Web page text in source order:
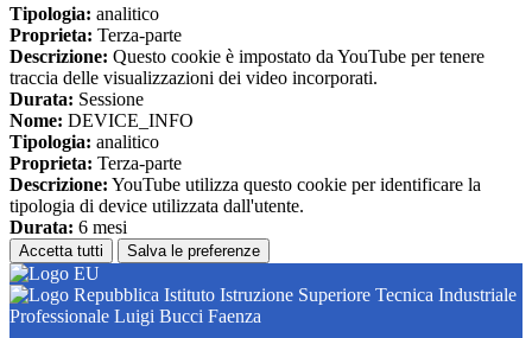
Tipologia: analitico
Proprieta: Terza-parte
Descrizione: Questo cookie è impostato da YouTube per tenere
traccia delle visualizzazioni dei video incorporati.
Durata: Sessione
Nome: DEVICE_INFO
Tipologia: analitico
Proprieta: Terza-parte
Descrizione: YouTube utilizza questo cookie per identificare la
tipologia di device utilizzata dall'utente.
Durata: 6 mesi
Accetta tutti Salva le preferenze
Istituto Istruzione Superiore Tecnica Industriale
Professionale Luigi Bucci Faenza